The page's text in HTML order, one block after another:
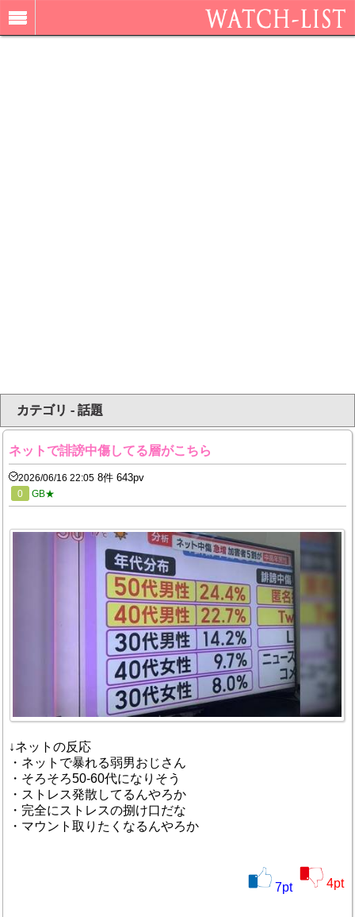
カテゴリ - 話題
ネットで誹謗中傷してる層がこちら
2026/06/16 22:05 8件 643pv
0 GB★
↓ネットの反応
・ネットで暴れる弱男おじさん
・そろそろ50-60代になりそう
・ストレス発散してるんやろか
・完全にストレスの捌け口だな
・マウント取りたくなるんやろか
7pt 4pt